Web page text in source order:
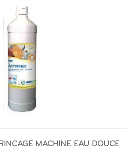
MACHINE EAU DOUCE